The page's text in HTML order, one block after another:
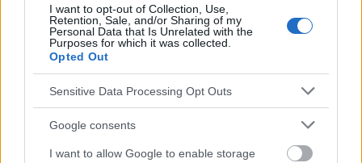
I want to opt-out of Collection, Use,
Retention, Sale, and/or Sharing of my
Personal Data that Is Unrelated with the
Purposes for which it was collected.
Opted Out
Sensitive Data Processing Opt Outs
Google consents
I want to allow Google to enable storage
Die Inhalte und Materialien auf dieser Website dienen nur zu
Bildungs- und Informationszwecken. Der Herausgeber und die
Redaktion der Website sind nicht für die Ergebnisse ihrer
Anwendung verantwortlich. Bevor Sie Ratschläge oder Tipps auf
der Website verwenden, ist es unbedingt erforderlich, einen Arzt
zu konsultieren.